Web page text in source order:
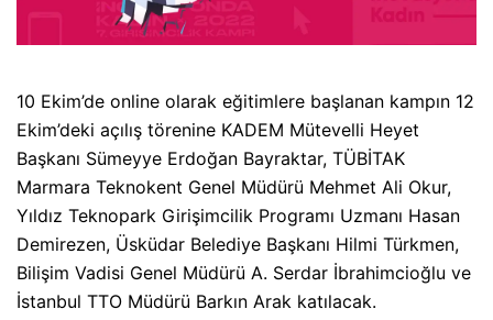
10 Ekim’de online olarak eğitimlere başlanan kampın 12
Ekim’deki açılış törenine KADEM Mütevelli Heyet
Başkanı Sümeyye Erdoğan Bayraktar, TÜBİTAK
Marmara Teknokent Genel Müdürü Mehmet Ali Okur,
Yıldız Teknopark Girişimcilik Programı Uzmanı Hasan
Demirezen, Üsküdar Belediye Başkanı Hilmi Türkmen,
Bilişim Vadisi Genel Müdürü A. Serdar İbrahimcioğlu ve
İstanbul TTO Müdürü Barkın Arak katılacak.